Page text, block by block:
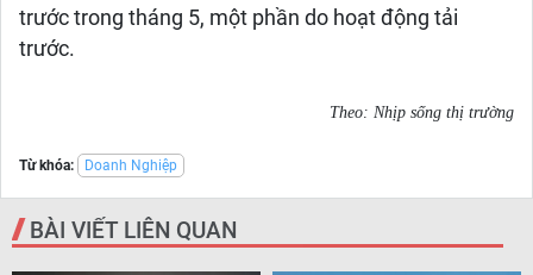
trước trong tháng 5, một phần do hoạt động tải
trước.
Theo: Nhịp sống thị trường
Từ khóa: Doanh Nghiệp
BÀI VIẾT LIÊN QUAN